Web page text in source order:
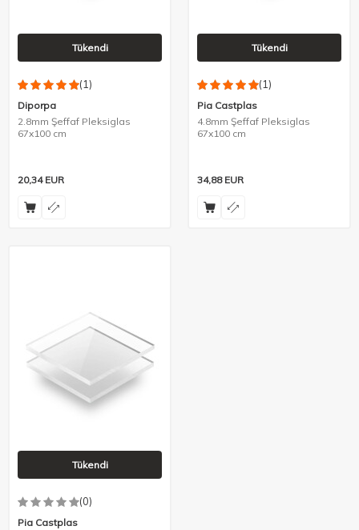
Tükendi
(1)
Diporpa
2.8mm Şeffaf Pleksiglas
67x100 cm
20,34EUR
Tükendi
(1)
Pia Castplas
4.8mm Şeffaf Pleksiglas
67x100 cm
34,88EUR
Tükendi
(0)
Pia Castplas